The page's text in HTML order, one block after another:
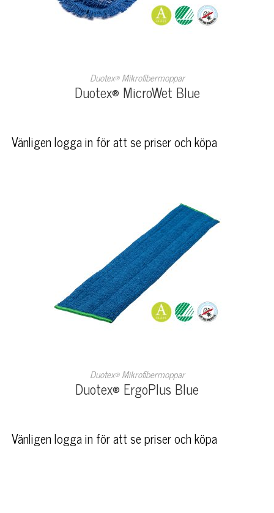
LÄS MER
Duotex® Mikrofibermoppar
Duotex® MicroWet Blue
Vänligen logga in för att se priser och köpa
LÄS MER
Duotex® Mikrofibermoppar
Duotex® ErgoPlus Blue
Vänligen logga in för att se priser och köpa